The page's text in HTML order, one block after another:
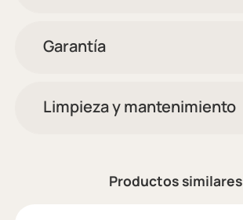
Garantía
Limpieza y mantenimiento
Productos similares